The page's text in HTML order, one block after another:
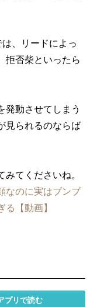
、リードによっ
拒否柴といったら
発動させてしまう
見られるのならば
てくださいね。
なのに実はブンブ
【動画】
プリで読む